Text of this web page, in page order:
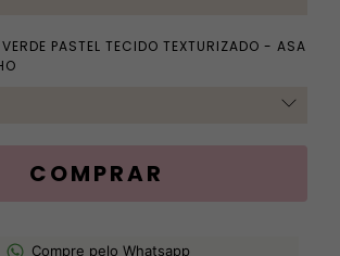
PASTEL TECIDO TEXTURIZADO - ASA
Compre pelo Whatsapp